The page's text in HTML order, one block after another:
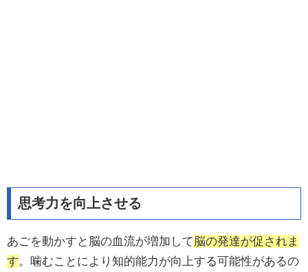
思考力を向上させる
あごを動かすと脳の血流が増加して 脳の発達が促されま
す。噛むことにより知的能力が向上する可能性があるの